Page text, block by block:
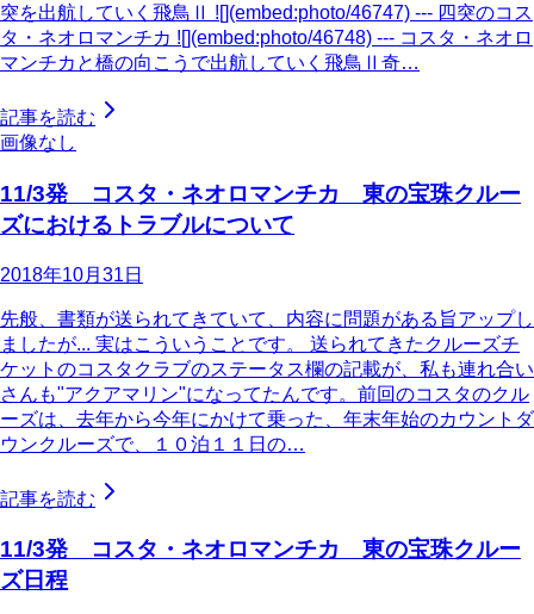
突を出航していく飛鳥Ⅱ ![](embed:photo/46747) --- 四突のコス
タ・ネオロマンチカ ![](embed:photo/46748) --- コスタ・ネオロ
マンチカと橋の向こうで出航していく飛鳥Ⅱ奇…
記事を読む
画像なし
11/3発 コスタ・ネオロマンチカ 東の宝珠クルー
ズにおけるトラブルについて
2018年10月31日
先般、書類が送られてきていて、内容に問題がある旨アップし
ましたが... 実はこういうことです。 送られてきたクルーズチ
ケットのコスタクラブのステータス欄の記載が、私も連れ合い
さんも"アクアマリン"になってたんです。前回のコスタのクル
ーズは、去年から今年にかけて乗った、年末年始のカウントダ
ウンクルーズで、１０泊１１日の…
記事を読む
11/3発 コスタ・ネオロマンチカ 東の宝珠クルー
ズ日程